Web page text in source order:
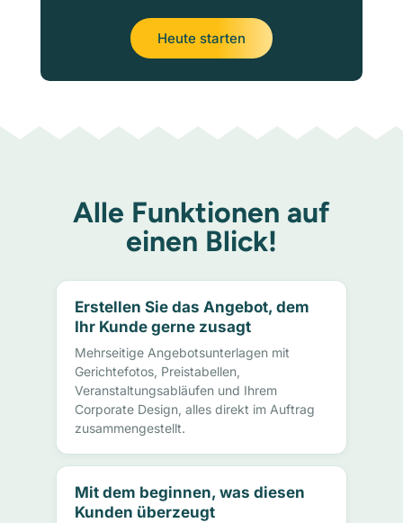
Heute starten
Alle Funktionen auf
einen Blick!
Erstellen Sie das Angebot, dem
Ihr Kunde gerne zusagt
Mehrseitige Angebotsunterlagen mit
Gerichtefotos, Preistabellen,
Veranstaltungsabläufen und Ihrem
Corporate Design, alles direkt im Auftrag
zusammengestellt.
Mit dem beginnen, was diesen
Kunden überzeugt